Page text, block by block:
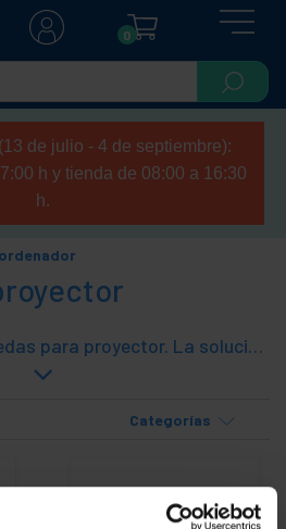
0
de julio - 4 de septiembre):
h y tienda de 08:00 a 16:30
h.
Carrito o mesa con ruedas para proyector. La solución ideal para aulas virtuales, salas de proyección, salas de reuniones, etc. Los carritos para proyectores permiten transportar y soportar un proyector y todo el equipo adicional relacionado, como un portátil o altavoces. Estos carritos para proyectores permiten transportar fácilmente los accesorios de proyección de una sala a otra permitiendo compartir estos dispositivos.
Categorías